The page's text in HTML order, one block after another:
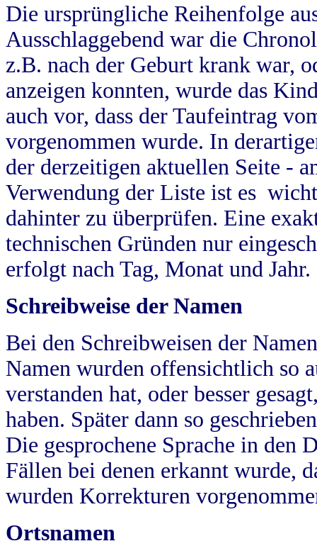
Die ursprüngliche Reihenfolge
Ausschlaggebend war die
z.B. nach der Geburt krank war,
anzeigen konnten, wurde das
auch vor, dass der Taufeintrag
vorgenommen wurde. In
der derzeitigen aktuellen Seite -
Verwendung der Liste ist es
dahinter zu überprüfen. Eine
technischen Gründen nur
erfolgt nach Tag, Monat und Jahr.
Schreibweise der Namen
Bei den Schreibweisen der
Namen wurden offensichtlich so
verstanden hat, oder besser
haben. Später dann so
Die gesprochene Sprache in
Fällen bei denen erkannt wurde,
wurden Korrekturen
Ortsnamen